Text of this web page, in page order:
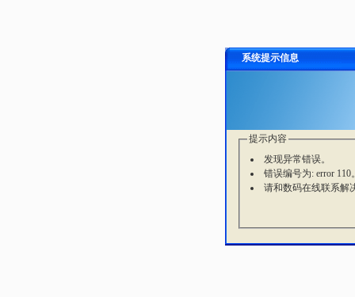
系统提示信息
提示内容
发现异常错误。
错误编号为: error 110
请和数码在线联系解